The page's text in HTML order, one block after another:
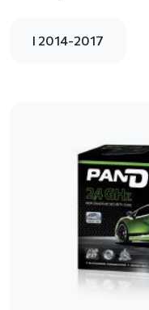
I 2014-2017